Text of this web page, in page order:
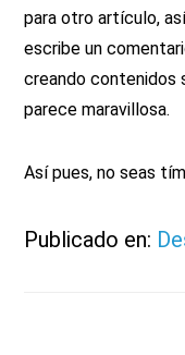
para otro artículo,
escribe un
creando contenidos
parece maravillosa.
Así pues, no seas
Publicado en: